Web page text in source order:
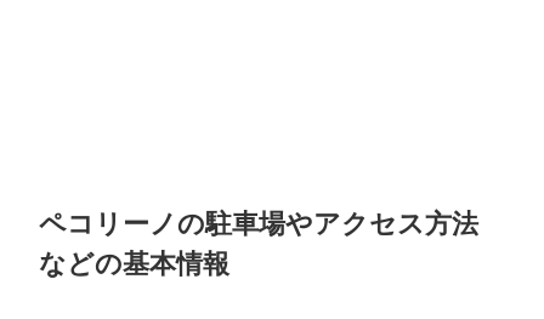
ペコリーノの駐車場やアクセス方法
などの基本情報